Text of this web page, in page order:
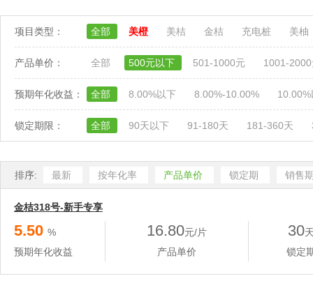
项目类型： 全部 美橙 美桔 金桔 充电桩 美柚
产品单价： 全部 500元以下 501-1000元 1001-
预期年化收益： 全部 8.00%以下 8.00%-10.00%
锁定期限： 全部 90天以下 91-180天 181-360天
排序: 最新 按年化率 产品单价 锁定期 销售
金桔318号-新手专享
5.50 %
预期年化收益
16.80元/片
产品单价
30
锁定